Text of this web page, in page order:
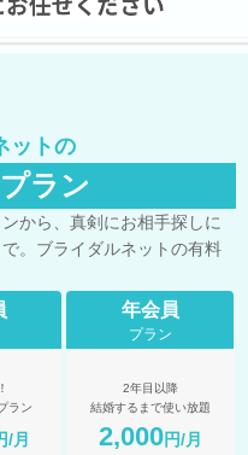
ットの
ラン
から、真剣にお相手探しに
。ブライダルネットの有料
ラン
/月
年会員
プラン
2年目以降
結婚するまで使い放題
2,000円/月